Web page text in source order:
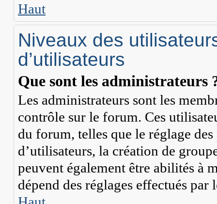
Haut
Niveaux des
d’utilisateurs
Que sont les administrateurs
Les administrateurs sont les
contrôle sur le forum. Ces
du forum, telles que le réglage
d’utilisateurs, la création de
peuvent également être abilités à
dépend des réglages effectués